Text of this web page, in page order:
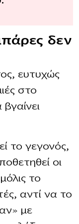
δεν
ευτυχώς
στο
το γεγονός,
οι
το
αντί να το
με